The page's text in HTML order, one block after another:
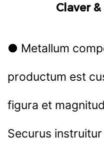
Claver
● Metallum
productum est
figura et
Securus